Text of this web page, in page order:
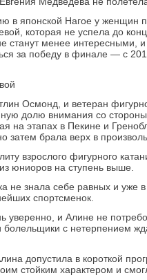
в японской Нагое у женщин
которая не успела до
станут менее интересными,
за победу в финале — с
Осмонд, и ветеран
долю внимания со
на этапах в Пекине и
затем брала верх в
взрослого фигурного
юниоров на ступень выше.
не знала себе равных и уже
спортсменок.
уверенно, и Алине не
с нетерпением
допустила в короткой
стойким характером и